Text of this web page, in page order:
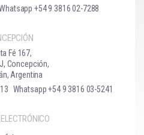
+54 9 3816 02-7288
Fé 167,
Concepción,
Argentina
Whatsapp +54 9 3816 03-5241